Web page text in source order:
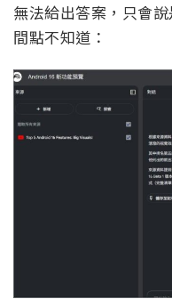
無法給出答案，只會
間點不知道：